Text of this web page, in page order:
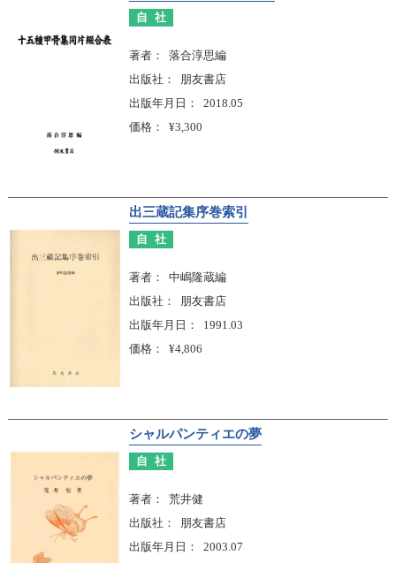
自社
著者
落合淳思編
出版社
朋友書店
出版年月日
2018.05
価格
¥3,300
出三蔵記集序巻索引
自社
著者
中嶋隆蔵編
出版社
朋友書店
出版年月日
1991.03
価格
¥4,806
シャルパンティエの夢
自社
著者
荒井健
出版社
朋友書店
出版年月日
2003.07